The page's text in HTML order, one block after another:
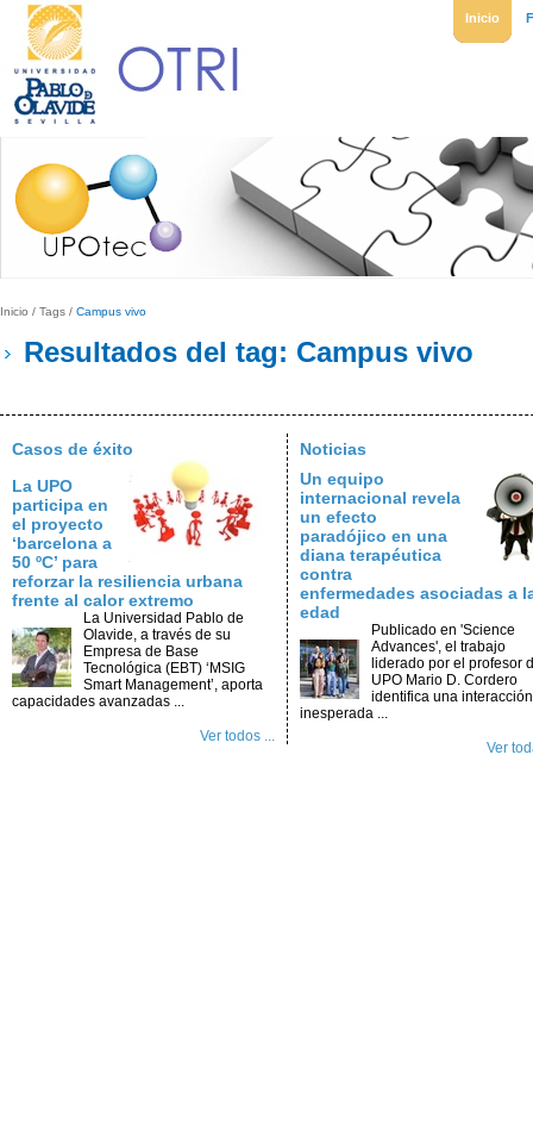
Inicio
Inicio / Tags / Campus vivo
Resultados del tag: Campus vivo
Casos de éxito
La UPO
participa en
el proyecto
‘barcelona a
50 ºC’ para
reforzar la resiliencia urbana
frente al calor extremo
La Universidad Pablo de
Olavide, a través de su
Empresa de Base
Tecnológica (EBT) ‘MSIG
Smart Management’, aporta
capacidades avanzadas ...
Ver todos ...
Noticias
Un equipo
internacional revela
un efecto
paradójico en una
diana terapéutica
contra
enfermedades asociadas a
edad
Publicado en 'Science
Advances', el trabajo
liderado por el profesor
UPO Mario D. Cordero
identifica una interacción
inesperada ...
Ver